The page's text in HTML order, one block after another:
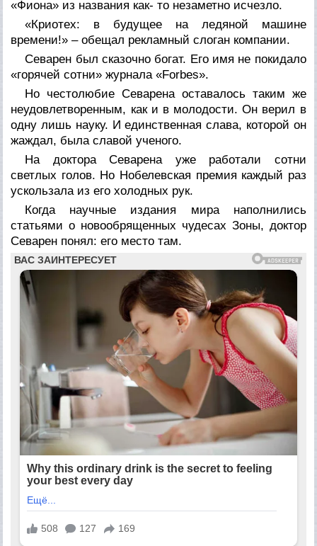
«Фиона» из названия как- то незаметно исчезло.
«Криотех: в будущее на ледяной машине
времени!» – обещал рекламный слоган компании.
Севарен был сказочно богат. Его имя не покидало
«горячей сотни» журнала «Forbes».
Но честолюбие Севарена оставалось таким же
неудовлетворенным, как и в молодости. Он верил в
одну лишь науку. И единственная слава, которой он
жаждал, была славой ученого.
На доктора Севарена уже работали сотни
светлых голов. Но Нобелевская премия каждый раз
ускользала из его холодных рук.
Когда научные издания мира наполнились
статьями о новообрященных чудесах Зоны, доктор
Севарен понял: его место там.